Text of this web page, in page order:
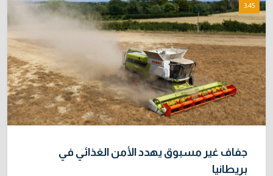
3:45
جفاف غير مسبوق يهدد الأمن الغذائي في
بريطانيا